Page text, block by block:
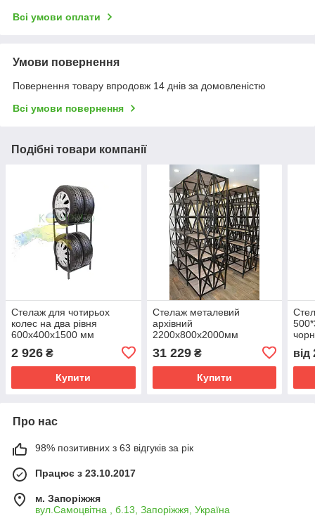
Всі умови оплати
Умови повернення
Повернення товару впродовж 14 днів за домовленістю
Всі умови повернення
Подібні товари компанії
Стелаж для чотирьох
колес на два рівня
600х400х1500 мм
2 926 ₴
Купити
Стелаж металевий
архівний
2200х800х2000мм
Kompred OL064/2
31 229₴
Купити
від
Про нас
98% позитивних з 63 відгуків за рік
Працює з 23.10.2017
м. Запоріжжя
вул.Самоцвітна , б.13, Запоріжжя, Україна